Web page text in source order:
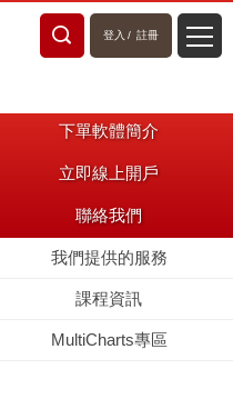
登入 / 註冊
下單軟體簡介
立即線上開戶
聯絡我們
我們提供的服務
課程資訊
MultiCharts專區